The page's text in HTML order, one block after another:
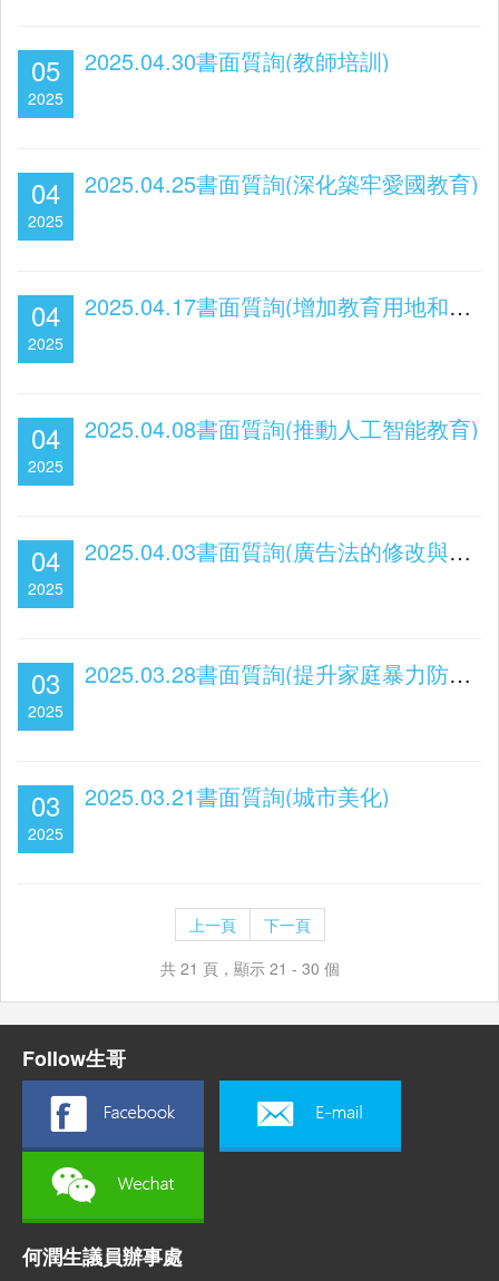
05
2025
2025.04.30書面質詢(教師培訓)
04
2025
2025.04.25書面質詢(深化築牢愛國教育)
04
2025
2025.04.17書面質詢(增加教育用地和優化體育教育 )
04
2025
2025.04.08書面質詢(推動人工智能教育)
04
2025
2025.04.03書面質詢(廣告法的修改與廣告行業的發展)
03
2025
2025.03.28書面質詢(提升家庭暴力防治水平)
03
2025
2025.03.21書面質詢(城市美化)
上一頁
下一頁
共 21 頁，顯示 21 - 30 個
Follow生哥
何潤生議員辦事處